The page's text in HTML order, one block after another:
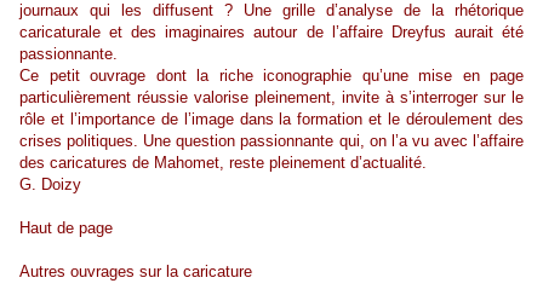
journaux qui les diffusent ? Une grille d’analyse de la rhétorique
caricaturale et des imaginaires autour de l’affaire Dreyfus aurait été
passionnante.
Ce petit ouvrage dont la riche iconographie qu’une mise en page
particulièrement réussie valorise pleinement, invite à s’interroger sur le
rôle et l’importance de l’image dans la formation et le déroulement des
crises politiques. Une question passionnante qui, on l’a vu avec l’affaire
des caricatures de Mahomet, reste pleinement d’actualité.
G. Doizy
Haut de page
Autres ouvrages sur la caricature